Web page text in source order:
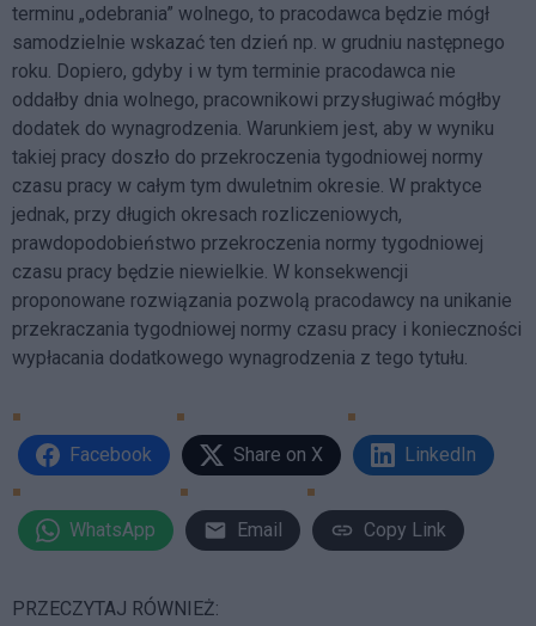
terminu „odebrania” wolnego, to pracodawca będzie mógł
samodzielnie wskazać ten dzień np. w grudniu następnego
roku. Dopiero, gdyby i w tym terminie pracodawca nie
oddałby dnia wolnego, pracownikowi przysługiwać mógłby
dodatek do wynagrodzenia. Warunkiem jest, aby w wyniku
takiej pracy doszło do przekroczenia tygodniowej normy
czasu pracy w całym tym dwuletnim okresie. W praktyce
jednak, przy długich okresach rozliczeniowych,
prawdopodobieństwo przekroczenia normy tygodniowej
czasu pracy będzie niewielkie. W konsekwencji
proponowane rozwiązania pozwolą pracodawcy na unikanie
przekraczania tygodniowej normy czasu pracy i konieczności
wypłacania dodatkowego wynagrodzenia z tego tytułu.
Facebook Share on X LinkedIn
WhatsApp Email Copy Link
PRZECZYTAJ RÓWNIEŻ: